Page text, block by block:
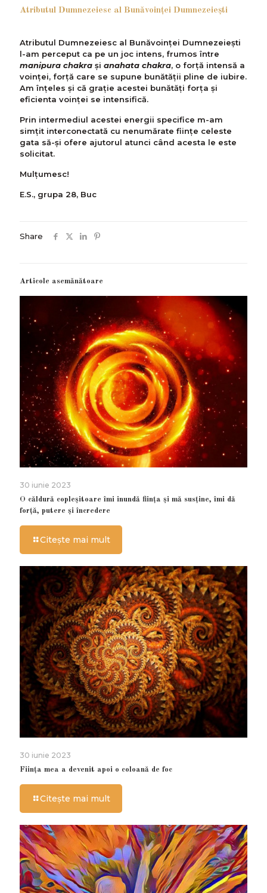
Atributul Dumnezeiesc al Bunăvoinţei Dumnezeieşti
Atributul Dumnezeiesc al Bunăvoinței Dumnezeiești
l-am perceput ca pe un joc intens, frumos între
manipura chakra și anahata chakra, o forță intensă a
voinței, forţă care se supune bunătății pline de iubire.
Am înţeles şi că grație acestei bunătăți forța și
eficienta voinței se intensifică.
Prin intermediul acestei energii specifice m-am
simțit interconectată cu nenumărate fiinţe celeste
gata să-şi ofere ajutorul atunci când acesta le este
solicitat.
Mulțumesc!
E.S., grupa 28, Buc
Share
Articole asemănătoare
30 iunie 2023
O căldură copleșitoare îmi inundă ființa și mă susține, îmi dă
forță, putere și încredere
Citește mai mult
30 iunie 2023
Ființa mea a devenit apoi o coloană de foc
Citește mai mult